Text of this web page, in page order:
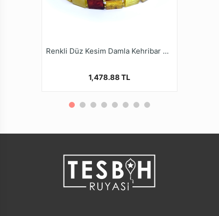
Renkli Düz Kesim Damla Kehribar Bileklik
1,478.88 TL